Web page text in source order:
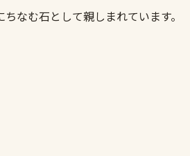
なむ石として親しまれています。